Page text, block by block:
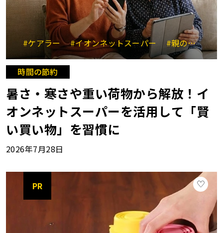
#ケアラー #イオンネットスーパー #親のサポート
時間の節約
暑さ・寒さや重い荷物から解放！イ
オンネットスーパーを活用して「賢
い買い物」を習慣に
2026年7月28日
PR